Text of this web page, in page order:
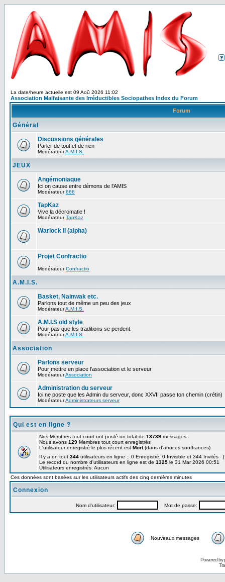
La date/heure actuelle est 09 Aoû 2026 11:02
Association Malfaisante des Irréductibles Sociopathes Index du Forum
Forum
Général
Discussions générales
Parler de tout et de rien
ModérateurA.M.I.S.
JEUX
Angémoniaque
Ici on cause entre démons de l'AMIS
Modérateur666
TapKaz
Vive la décromatie !
ModérateurTapKaz
Warlock II (alpha)
Projet Confractio
ModérateurConfractio
A.M.I.S.
Basket, Nainwak etc.
Parlons tout de même un peu des jeux
ModérateurA.M.I.S.
A.M.I.S old style
Pour pas que les traditions se perdent.
ModérateurA.M.I.S.
Association
Parlons serveur
Pour mettre en place l'association et le serveur
ModérateurAssociation
Administration du serveur
Ici ne poste que les Admin du serveur, donc XXVII passe ton chemin (crétin)
ModérateurAdministrateurs serveur
Qui est en ligne ?
Nos Membres tout court ont posté un total de 13739 messages
Nous avons 129 Membres tout court enregistrés
L'utilisateur enregistré le plus récent est Mort(dans d'atroces souffrances)
Il y a en tout 344 utilisateurs en ligne :: 0 Enregistré, 0 Invisible et 344 Invités [
Le record du nombre d'utilisateurs en ligne est de 1325 le 31 Mar 2026 00:51
Utilisateurs enregistrés: Aucun
Ces données sont basées sur les utilisateurs actifs des cinq dernières minutes
Connexion
Nom d'utilisateur: Mot de passe:
Nouveaux messages
Powered by